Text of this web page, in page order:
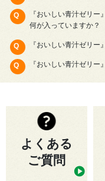
『おいしい青汁ゼリ
何が入っていますか？
『おいしい青汁ゼリ
『おいしい青汁ゼリ
よくある
ご質問